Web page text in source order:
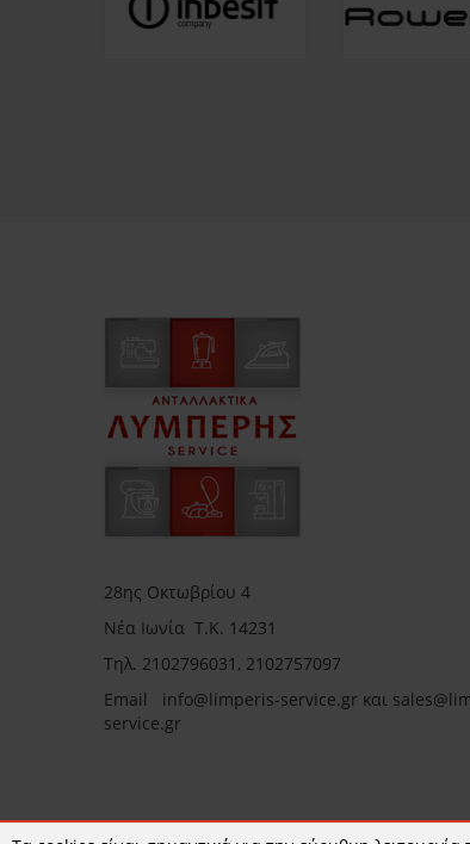
28ης Οκτωβρίου 4
Νέα Ιωνία Τ.Κ. 14231
Τηλ. 2102796031, 2102757097
Email info@limperis-service.gr και
service.gr